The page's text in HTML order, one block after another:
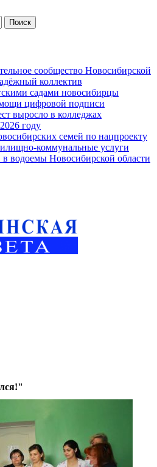
сообщество Новосибирской
коллектив
садами новосибирцы
цифровой подписи
выросло в колледжах
году
семей по нацпроекту
коммунальные услуги
водоемы Новосибирской области